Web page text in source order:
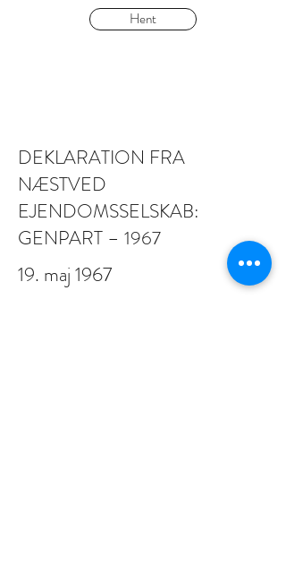
Hent
DEKLARATION FRA
NÆSTVED
EJENDOMSSELSKAB:
GENPART – 1967
19. maj 1967